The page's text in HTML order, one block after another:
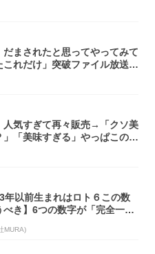
だまされたと思ってやってみて
これだけ」突破ファイル放送で
人気すぎて再々販売→「クソ美
」「美味すぎる」やっぱこのク
年以前生まれはロト６この数
べき】6つの数字が「完全一
MURA)